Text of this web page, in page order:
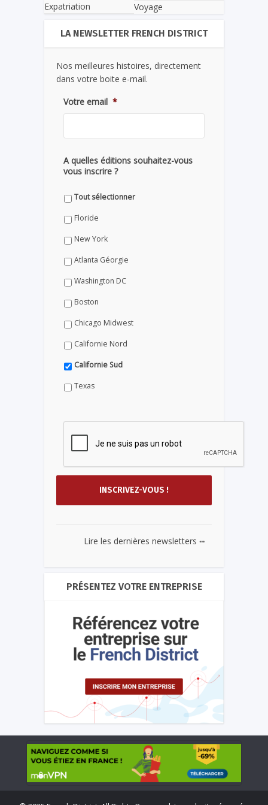
Expatriation
Voyage
LA NEWSLETTER FRENCH DISTRICT
Nos meilleures histoires, directement
dans votre boite e-mail.
Votre email *
A quelles éditions souhaitez-vous
vous inscrire ?
Tout sélectionner
Floride
New York
Atlanta Géorgie
Washington DC
Boston
Chicago Midwest
Californie Nord
Californie Sud
Texas
Lire les dernières newsletters ...
PRÉSENTEZ VOTRE ENTREPRISE